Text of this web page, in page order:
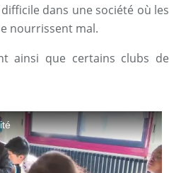
dans une société où les
nourrissent mal.
ainsi que certains clubs de